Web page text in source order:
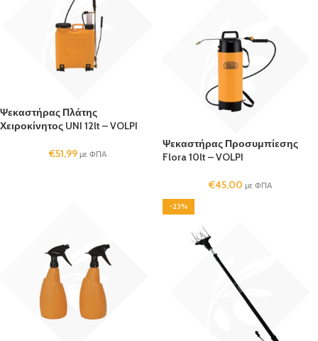
Ψεκαστήρας Πλάτης
Χειροκίνητος UNI 12lt – VOLPI
€51,99 με ΦΠΑ
Ψεκαστήρας Προσυμπίεσης
Flora 10lt – VOLPI
€45,00 με ΦΠΑ
-23%